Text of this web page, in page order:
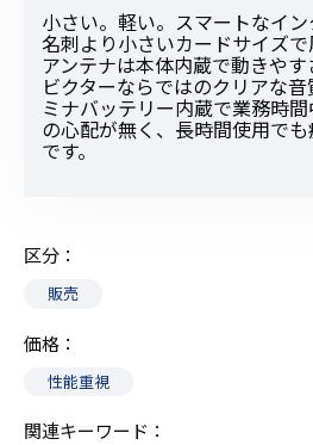
小さい。軽い。スマートなイン
名刺より小さいカードサイズで
アンテナは本体内蔵で動きやす
ビクターならではのクリアな
ミナバッテリー内蔵で業務時
の心配が無く、長時間使用で
です。
区分
販売
価格
性能重視
関連キーワード